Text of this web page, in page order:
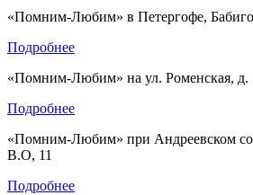
«Помним-Любим» в Петергофе,
Подробнее
«Помним-Любим» на ул. Роменская, д.
Подробнее
«Помним-Любим» при Андреевском
В.О, 11
Подробнее